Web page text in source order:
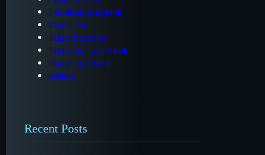
Tevékenységeink
Tudástár
Tudatkutatás
Tudományos hírek
Uncategorized
Videók
Recent Posts